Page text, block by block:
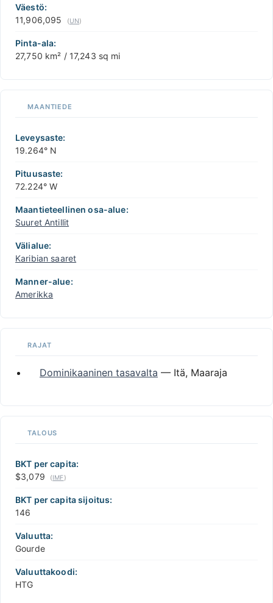
−
Väestö:
11,906,095
(UN)
Pinta-ala:
27,750 km² / 17,243 sq mi
MAANTIEDE
Leveysaste:
19.264° N
Pituusaste:
72.224° W
Maantieteellinen osa-alue:
Suuret Antillit
Välialue:
Karibian saaret
Manner-alue:
Amerikka
RAJAT
Dominikaaninen tasavalta — Itä, Maaraja
TALOUS
BKT per capita:
$3,079
(IMF)
BKT per capita sijoitus:
146
Valuutta:
Gourde
Valuuttakoodi:
HTG